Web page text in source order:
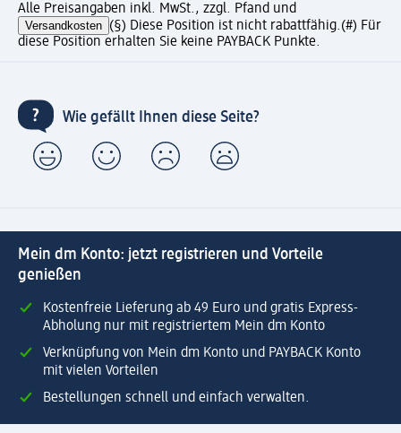
Alle Preisangaben inkl. MwSt., zzgl. Pfand und
Versandkosten (§) Diese Position ist nicht rabattfähig.(#) Für
diese Position erhalten Sie keine PAYBACK Punkte.
Wie gefällt Ihnen diese Seite?
Mein dm Konto: jetzt registrieren und Vorteile
genießen
Kostenfreie Lieferung ab 49 Euro und gratis Express-
Abholung nur mit registriertem Mein dm Konto
Verknüpfung von Mein dm Konto und PAYBACK Konto
mit vielen Vorteilen
Bestellungen schnell und einfach verwalten.